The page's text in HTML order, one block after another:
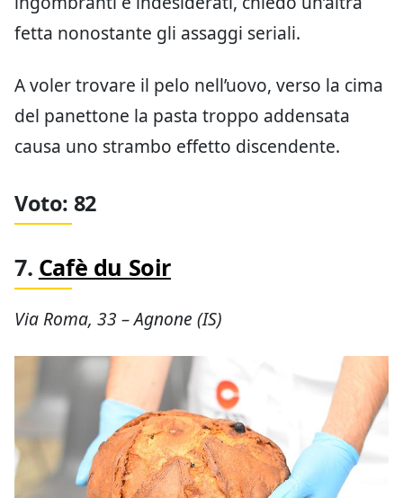
fetta nonostante gli assaggi seriali.
A voler trovare il pelo nell’uovo, verso la cima
del panettone la pasta troppo addensata
causa uno strambo effetto discendente.
Voto: 82
7. Cafè du Soir
Via Roma, 33 – Agnone (IS)